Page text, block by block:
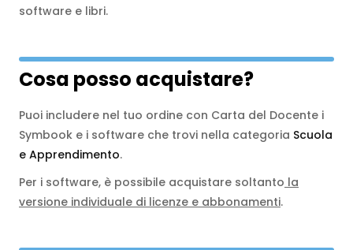
software e libri.
Cosa posso acquistare?
Puoi includere nel tuo ordine con Carta del Docente i
Symbook e i software che trovi nella categoria Scuola
e Apprendimento.
Per i software, è possibile acquistare soltanto la
versione individuale di licenze e abbonamenti.